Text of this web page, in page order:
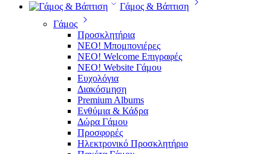
Γάμος & Βάπτιση
Γάμος
Προσκλητήρια
ΝΕΟ! Μπομπονιέρες
NEO! Welcome Επιγραφές
ΝΕΟ! Website Γάμου
Ευχολόγια
Διακόσμηση
Premium Albums
Ενθύμια & Κάδρα
Δώρα Γάμου
Προσφορές
Ηλεκτρονικό Προσκλητήριο